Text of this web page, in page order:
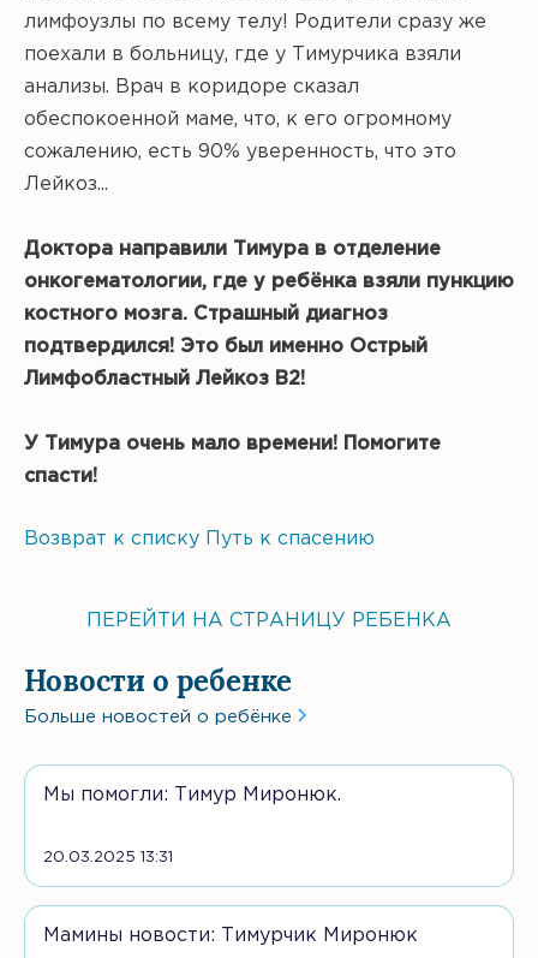
лимфоузлы по всему телу! Родители сразу же
поехали в больницу, где у Тимурчика взяли
анализы. Врач в коридоре сказал
обеспокоенной маме, что, к его огромному
сожалению, есть 90% уверенность, что это
Лейкоз...
Доктора направили Тимура в отделение
онкогематологии, где у ребёнка взяли пункцию
костного мозга. Страшный диагноз
подтвердился! Это был именно Острый
Лимфобластный Лейкоз В2!
У Тимура очень мало времени! Помогите
спасти!
Возврат к списку Путь к спасению
ПЕРЕЙТИ НА СТРАНИЦУ РЕБЕНКА
Новости о ребенке
Больше новостей о ребёнке
Мы помогли: Тимур Миронюк.
20.03.2025 13:31
Мамины новости: Тимурчик Миронюк